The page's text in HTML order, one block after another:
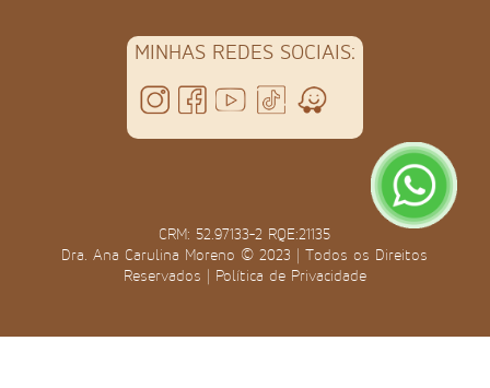
MINHAS REDES SOCIAIS:
CRM: 52.97133-2 RQE:21135
Dra. Ana Carulina Moreno © 2023 | Todos os Direitos
Reservados | Política de Privacidade